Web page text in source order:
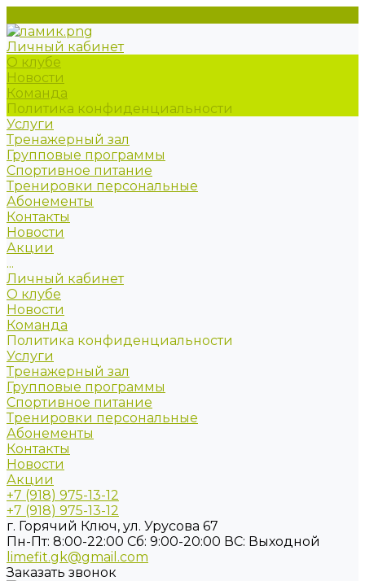
Личный кабинет
О клубе
Новости
Команда
Политика конфиденциальности
Услуги
Тренажерный зал
Групповые программы
Спортивное питание
Тренировки персональные
Абонементы
Контакты
Новости
Акции
...
Личный кабинет
О клубе
Новости
Команда
Политика конфиденциальности
Услуги
Тренажерный зал
Групповые программы
Спортивное питание
Тренировки персональные
Абонементы
Контакты
Новости
Акции
+7 (918) 975-13-12
+7 (918) 975-13-12
г. Горячий Ключ, ул. Урусова 67
Пн-Пт: 8:00-22:00 Cб: 9:00-20:00 ВС: Выходной
limefit.gk@gmail.com
Заказать звонок